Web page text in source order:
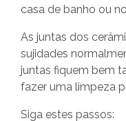
casa de banho ou
As juntas dos
sujidades
juntas fiquem bem
fazer uma limpeza
Siga estes passos: